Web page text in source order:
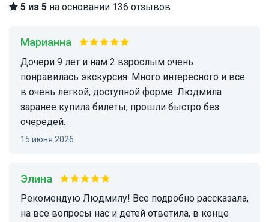
5 из 5 на основании 136 отзывов
Марианна
Дочери 9 лет и нам 2 взрослым очень
понравилась экскурсия. Много интересного и все
в очень легкой, доступной форме. Людмила
заранее купила билеты, прошли быстро без
очередей.
15 июня 2026
Элина
Рекомендую Людмилу! Все подробно рассказала,
на все вопросы нас и детей ответила, в конце